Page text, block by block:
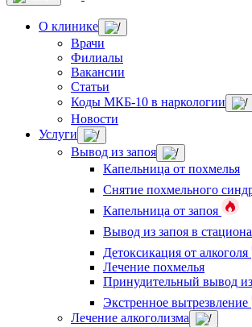
О клинике
Врачи
Филиалы
Вакансии
Статьи
Коды МКБ-10 в наркологии
Новости
Услуги
Вывод из запоя
Капельница от похмелья
Снятие похмельного
Капельница от запоя
Вывод из запоя в
Детоксикация от алкоголя
Лечение похмелья
Принудительный вывод
Экстренное вытрезвление
Лечение алкоголизма